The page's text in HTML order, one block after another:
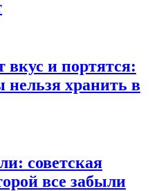
вкус и портятся:
нельзя хранить в
советская
все забыли